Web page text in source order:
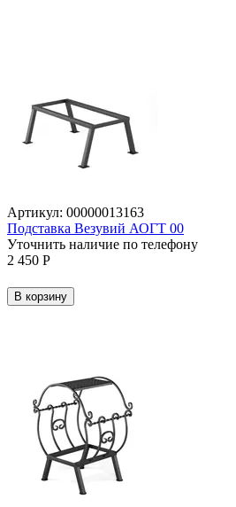
Артикул: 00000013163
Подставка Везувий АОГТ 00
Уточнить наличие по телефону
2 450 Р
В корзину